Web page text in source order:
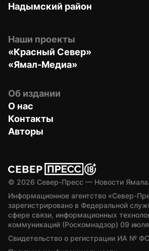
Надымский район
Наши проекты
«Красный Север»
«Ямал-Медиа»
Об издании
О нас
Контакты
Авторы
© 2026 Север-Пресс — Новости Ямала.
Информационное агентство «Север-
зарегистрировано в Федеральной
сфере связи, информационных
коммуникаций (Роскомнадзор) 09
Свидетельство о регистрации ИА №